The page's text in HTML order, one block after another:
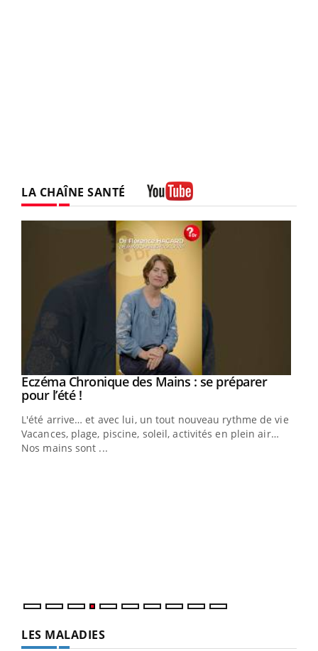
LA CHAÎNE SANTÉ
Youtube
Eczéma Chronique des Mains : se préparer
pour l’été !Youtube
L'été arrive… et avec lui, un tout nouveau rythme de vie !
Vacances, plage, piscine, soleil, activités en plein air…
Nos mains sont ...
LES MALADIES